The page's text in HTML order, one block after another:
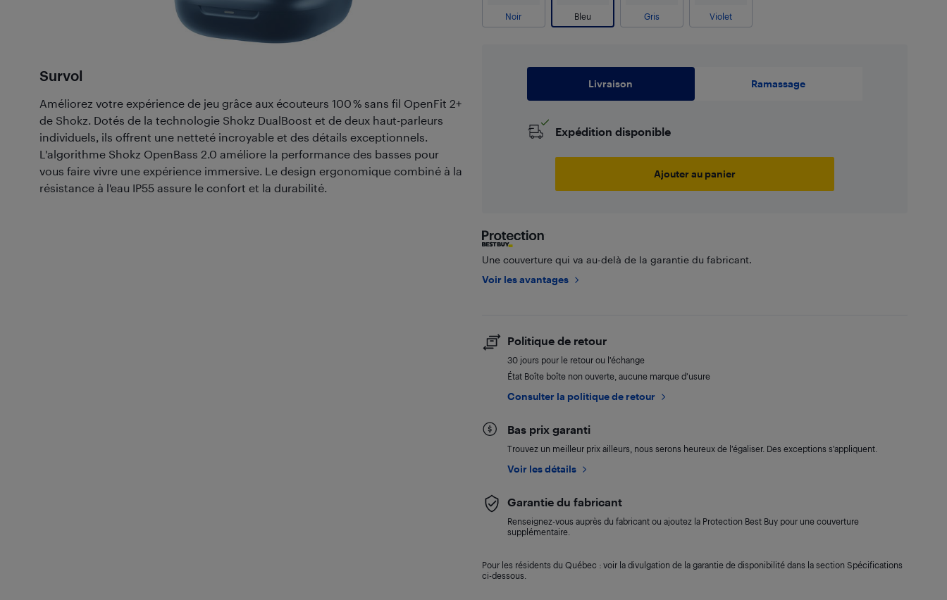
Survol
Améliorez votre expérience de jeu grâce aux écouteurs 100 % sans fil OpenFit 2+
de Shokz. Dotés de la technologie Shokz DualBoost et de deux haut-parleurs
individuels, ils offrent une netteté incroyable et des détails exceptionnels.
L'algorithme Shokz OpenBass 2.0 améliore la performance des basses pour
vous faire vivre une expérience immersive. Le design ergonomique combiné à la
résistance à l'eau IP55 assure le confort et la durabilité.
Noir Bleu Gris Violet
Livraison Ramassage
Expédition disponible
Ajouter au panier
Une couverture qui va au-delà de la garantie du fabricant.
Voir les avantages
Politique de retour
30 jours pour le retour ou l’échange
État Boîte boîte non ouverte, aucune marque d’usure
Consulter la politique de retour
Bas prix garanti
Trouvez un meilleur prix ailleurs, nous serons heureux de l’égaliser. Des exceptions s’appliquent.
Voir les détails
Garantie du fabricant
Renseignez-vous auprès du fabricant ou ajoutez la Protection Best Buy pour une couverture
supplémentaire.
Pour les résidents du Québec : voir la divulgation de la garantie de disponibilité dans la section Spécifications
ci-dessous.